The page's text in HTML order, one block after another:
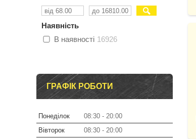
Наявність
В наявності 16926
ГРАФІК РОБОТИ
Понеділок 08:30
20:00
Вівторок
08:30
20:00